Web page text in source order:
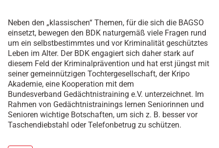
Neben den „klassischen“ Themen, für die sich die BAGSO
einsetzt, bewegen den BDK naturgemäß viele Fragen rund
um ein selbstbestimmtes und vor Kriminalität geschütztes
Leben im Alter. Der BDK engagiert sich daher stark auf
diesem Feld der Kriminalprävention und hat erst jüngst mit
seiner gemeinnützigen Tochtergesellschaft, der Kripo
Akademie, eine Kooperation mit dem
Bundesverband Gedächtnistraining e.V. unterzeichnet. Im
Rahmen von Gedächtnistrainings lernen Seniorinnen und
Senioren wichtige Botschaften, um sich z. B. besser vor
Taschendiebstahl oder Telefonbetrug zu schützen.